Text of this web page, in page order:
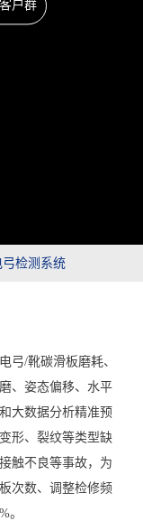
户群
弓检测系统
弓/靴碳滑板磨耗、
、姿态偏移、水平
大数据分析精准预
形、裂纹等类型缺
触不良等事故，为
次数、调整检修频
。